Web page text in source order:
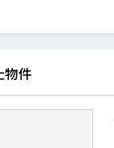
物件